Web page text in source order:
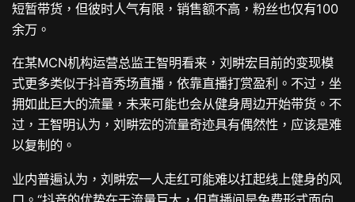
短暂带货，但彼时人气有限，销售额不高，粉丝也仅有100
余万。
在某MCN机构运营总监王智明看来，刘畊宏目前的变现模
式更多类似于抖音秀场直播，依靠直播打赏盈利。不过，坐
拥如此巨大的流量，未来可能也会从健身周边开始带货。不
过，王智明认为，刘畊宏的流量奇迹具有偶然性，应该是难
以复制的。
业内普遍认为，刘畊宏一人走红可能难以扛起线上健身的风